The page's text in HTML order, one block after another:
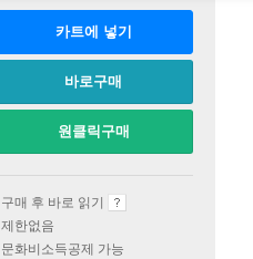
카트에 넣기
바로구매
원클릭구매
구매 후 바로 읽기
제한없음
문화비소득공제 가능